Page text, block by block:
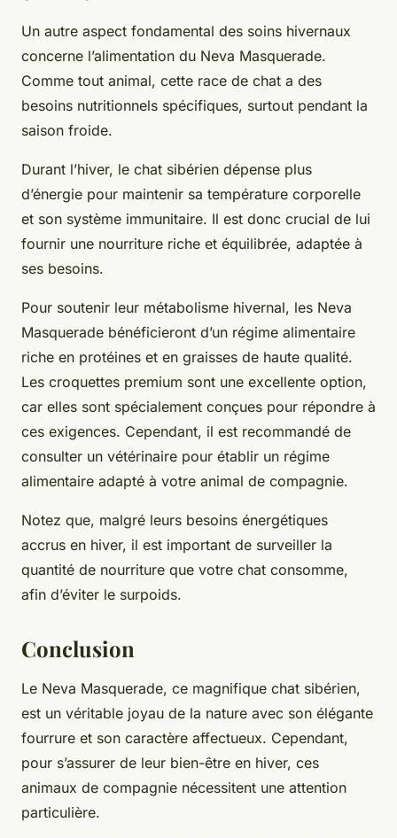
Un autre aspect fondamental des soins hivernaux
concerne l’alimentation du Neva Masquerade.
Comme tout animal, cette race de chat a des
besoins nutritionnels spécifiques, surtout pendant la
saison froide.
Durant l’hiver, le chat sibérien dépense plus
d’énergie pour maintenir sa température corporelle
et son système immunitaire. Il est donc crucial de lui
fournir une nourriture riche et équilibrée, adaptée à
ses besoins.
Pour soutenir leur métabolisme hivernal, les Neva
Masquerade bénéficieront d’un régime alimentaire
riche en protéines et en graisses de haute qualité.
Les croquettes premium sont une excellente option,
car elles sont spécialement conçues pour répondre à
ces exigences. Cependant, il est recommandé de
consulter un vétérinaire pour établir un régime
alimentaire adapté à votre animal de compagnie.
Notez que, malgré leurs besoins énergétiques
accrus en hiver, il est important de surveiller la
quantité de nourriture que votre chat consomme,
afin d’éviter le surpoids.
Conclusion
Le Neva Masquerade, ce magnifique chat sibérien,
est un véritable joyau de la nature avec son élégante
fourrure et son caractère affectueux. Cependant,
pour s’assurer de leur bien-être en hiver, ces
animaux de compagnie nécessitent une attention
particulière.